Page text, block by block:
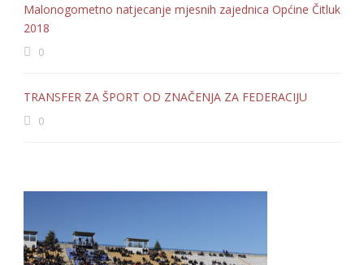
Malonogometno natjecanje mjesnih zajednica Općine Čitluk
2018
0
TRANSFER ZA ŠPORT OD ZNAČENJA ZA FEDERACIJU
0